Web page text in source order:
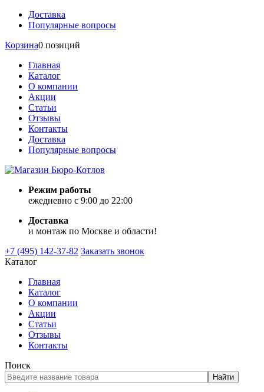
Доставка
Популярные вопросы
Корзина0 позиций
Главная
Каталог
О компании
Акции
Статьи
Отзывы
Контакты
Доставка
Популярные вопросы
Режим работы
ежедневно с 9:00 до 22:00
Доставка
и монтаж по Москве и области!
+7 (495) 142-37-82 Заказать звонок
Каталог
Главная
Каталог
О компании
Акции
Статьи
Отзывы
Контакты
Поиск
Найти